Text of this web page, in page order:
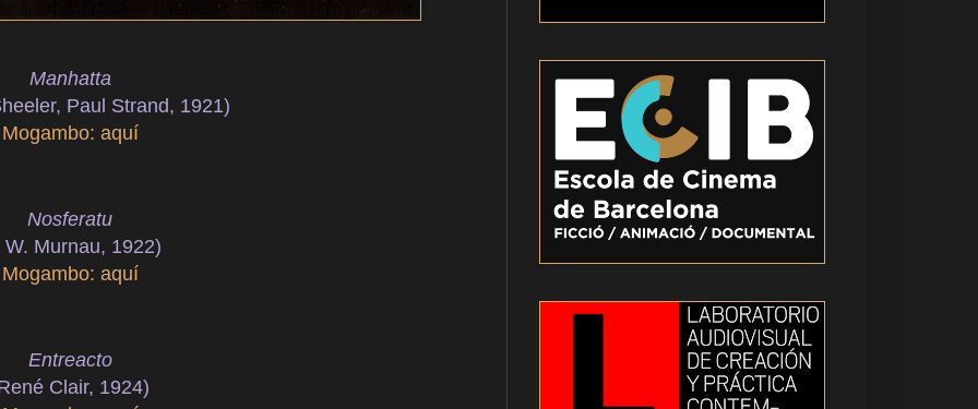
Manhatta
Paul Strand, 1921)
Mogambo: aquí
Nosferatu
W. Murnau, 1922)
Mogambo: aquí
Entreacto
Clair, 1924)